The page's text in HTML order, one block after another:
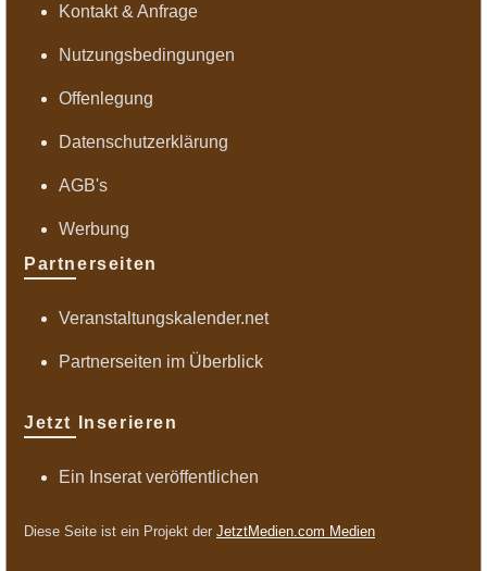
Kontakt & Anfrage
Nutzungsbedingungen
Offenlegung
Datenschutzerklärung
AGB's
Werbung
Partnerseiten
Veranstaltungskalender.net
Partnerseiten im Überblick
Jetzt Inserieren
Ein Inserat veröffentlichen
Diese Seite ist ein Projekt der JetztMedien.com Medien